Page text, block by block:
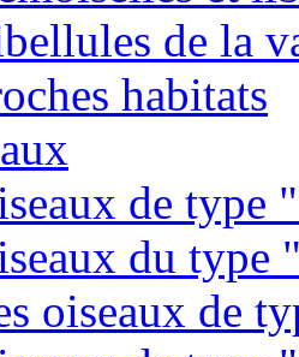
de la
habitats
de type
du type
oiseaux de